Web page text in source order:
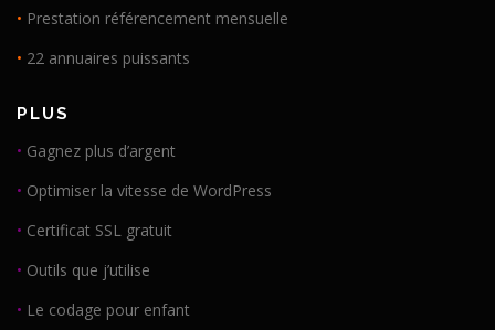
• Prestation référencement mensuelle
• 22 annuaires puissants
PLUS
• Gagnez plus d’argent
• Optimiser la vitesse de WordPress
• Certificat SSL gratuit
• Outils que j’utilise
• Le codage pour enfant